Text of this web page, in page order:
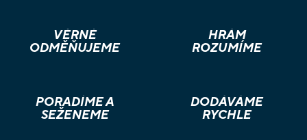
VĚRNÉ
ODMĚŇUJEME
HRÁM
ROZUMÍME
PORADÍME A
SEŽENEME
DODÁVÁME
RYCHLE